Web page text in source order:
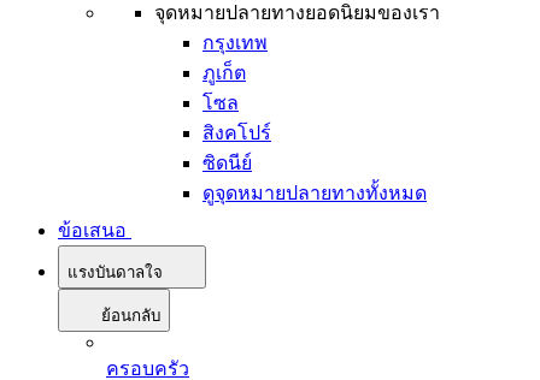
จุดหมายปลายทางยอดนิยมของเรา
กรุงเทพ
ภูเก็ต
โซล
สิงคโปร์
ซิดนีย์
ดูจุดหมายปลายทางทั้งหมด
ข้อเสนอ
แรงบันดาลใจ
ย้อนกลับ
ครอบครัว